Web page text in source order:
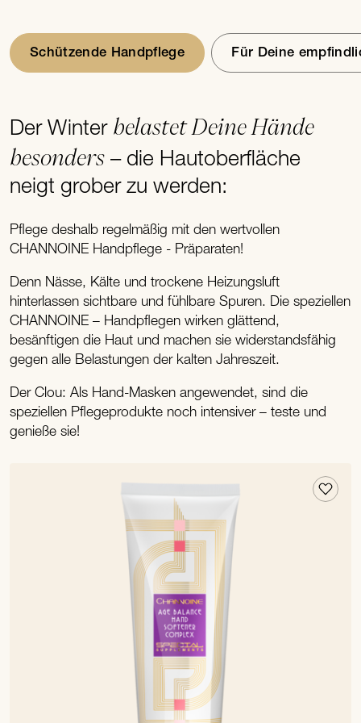
Schützende Handpflege Für Deine
Der Winter belastet Deine Hände
besonders – die Hautoberfläche
neigt grober zu werden:
Pflege deshalb regelmäßig mit den wertvollen
CHANNOINE Handpflege - Präparaten!
Denn Nässe, Kälte und trockene Heizungsluft
hinterlassen sichtbare und fühlbare Spuren. Die speziellen
CHANNOINE – Handpflegen wirken glättend,
besänftigen die Haut und machen sie widerstandsfähig
gegen alle Belastungen der kalten Jahreszeit.
Der Clou: Als Hand-Masken angewendet, sind die
speziellen Pflegeprodukte noch intensiver – teste und
genieße sie!